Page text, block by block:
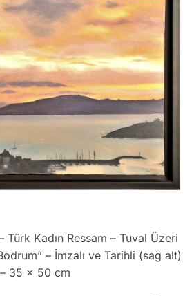
Türk Kadın Ressam – Tuval Üzeri
– İmzalı ve Tarihli (sağ alt)
– 35 x 50 cm